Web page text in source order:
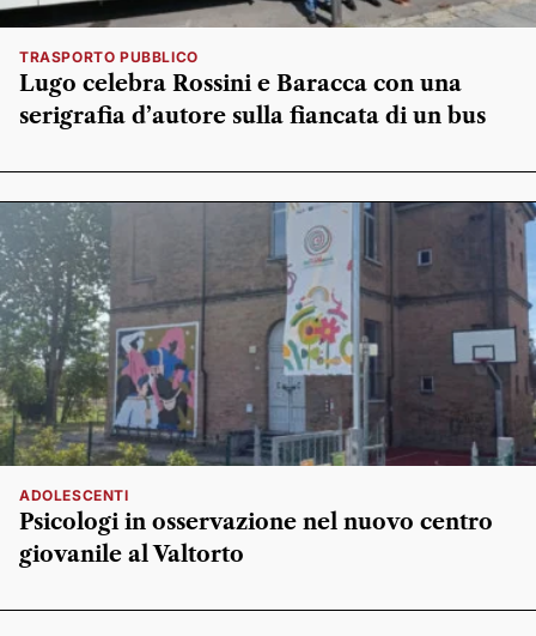
TRASPORTO PUBBLICO
Lugo celebra Rossini e Baracca con una
serigrafia d’autore sulla fiancata di un bus
ADOLESCENTI
Psicologi in osservazione nel nuovo centro
giovanile al Valtorto